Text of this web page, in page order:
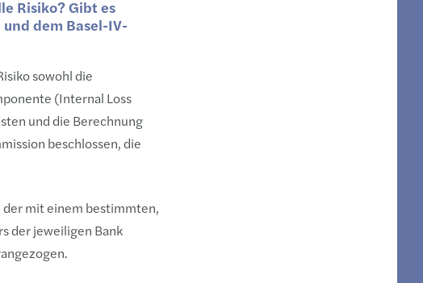
Risiko? Gibt es
dem Basel-IV-
sowohl die
(Internal Loss
und die Berechnung
beschlossen, die
der mit einem bestimmten,
der jeweiligen Bank